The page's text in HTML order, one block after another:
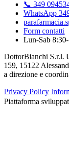
📞 349
WhatsApp
Form contatti
Lun-Sab
DottorBianchi S.r.l.
159, 15122
a direzione e
Privacy Policy
Piattaforma